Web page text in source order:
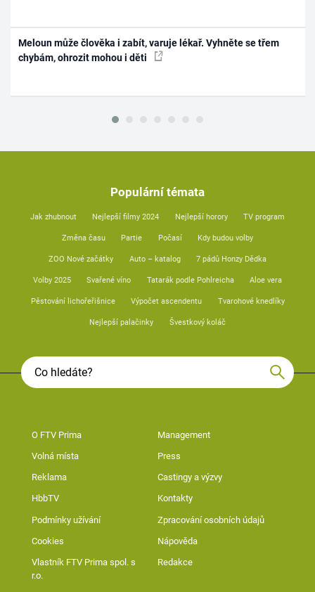
Meloun může člověka i zabít, varuje lékař. Vyhněte se třem
chybám, ohrozit mohou i děti
Populární témata
Jak zhubnout Nejlepší filmy 2024 Nejlepší horory TV program
Změna času Partie Počasí Kdy budou volby
ZOO Nové začátky Auto – katalog 7 pádů Honzy Dědka
Volby 2025 Svařené víno Tatarák podle Pohlreicha Aloe vera
Pěstování lichořeřišnice Výpočet ascendentu Tvarohové knedlíky
Nejlepší palačinky Švestkový koláč
O FTV Prima Management
Volná místa Press
Reklama Castingy a výzvy
HbbTV Kontakty
Podmínky užívání Zpracování osobních údajů
Cookies Nápověda
Vlastník FTV Prima spol. s
r.o.
Redakce